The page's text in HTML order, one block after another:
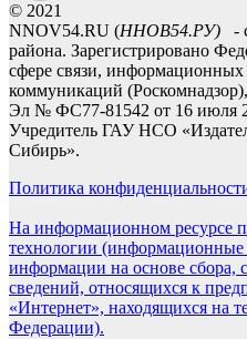
© 2021
NNOV54.RU (ННОВ54.РУ) -
района. Зарегистрировано
сфере связи,
коммуникаций
Эл № ФС77-81542 от 16 июля
Учредитель ГАУ НСО
Сибирь».
Политика
На информационном ресурсе
технологии (информационные
информации на основе сбора,
сведений, относящихся к
«Интернет», находящихся на
Федерации).